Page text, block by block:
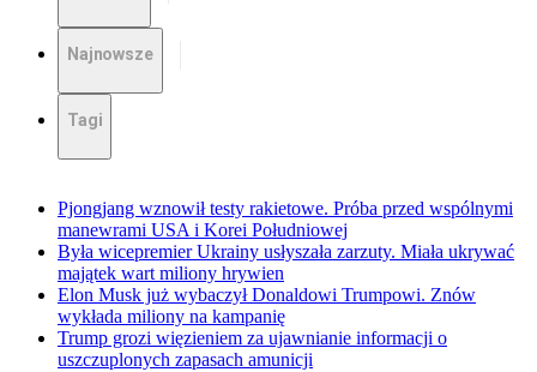
Najnowsze
Tagi
Pjongjang wznowił testy rakietowe. Próba przed wspólnymi
manewrami USA i Korei Południowej
Była wicepremier Ukrainy usłyszała zarzuty. Miała ukrywać
majątek wart miliony hrywien
Elon Musk już wybaczył Donaldowi Trumpowi. Znów
wykłada miliony na kampanię
Trump grozi więzieniem za ujawnianie informacji o
uszczuplonych zapasach amunicji